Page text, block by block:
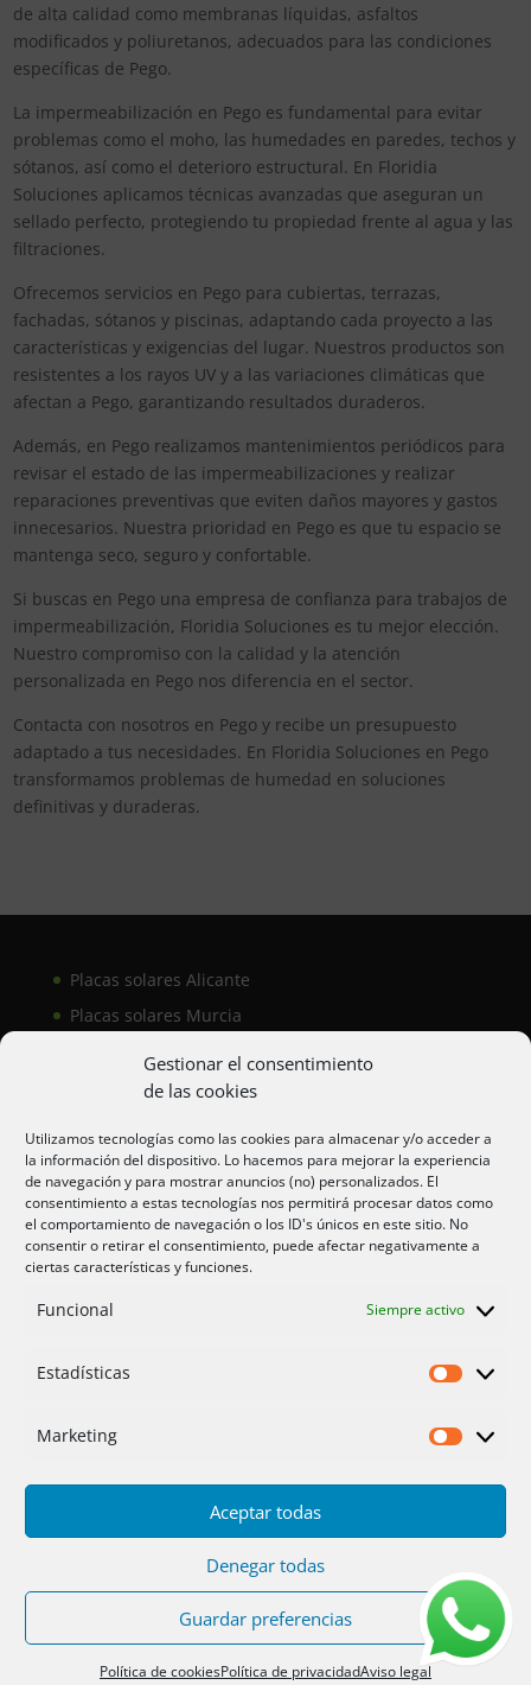
Gestionar el consentimiento
de las cookies
Utilizamos tecnologías como las cookies para almacenar y/o acceder a
la información del dispositivo. Lo hacemos para mejorar la experiencia
de navegación y para mostrar anuncios (no) personalizados. El
consentimiento a estas tecnologías nos permitirá procesar datos como
el comportamiento de navegación o los ID's únicos en este sitio. No
consentir o retirar el consentimiento, puede afectar negativamente a
ciertas características y funciones.
Funcional Siempre activo
Estadísticas
Marketing
Aceptar todas
Denegar todas
Guardar preferencias
Política de cookiesPolítica de privacidadAviso legal
de alta calidad como membranas líquidas, asfaltos
modificados y poliuretanos, adecuados para las condiciones
específicas de Pego.
La impermeabilización en Pego es fundamental para evitar
problemas como el moho, las humedades en paredes, techos y
sótanos, así como el deterioro estructural. En Floridia
Soluciones aplicamos técnicas avanzadas que aseguran un
sellado perfecto, protegiendo tu propiedad frente al agua y las
filtraciones.
Ofrecemos servicios en Pego para cubiertas, terrazas,
fachadas, sótanos y piscinas, adaptando cada proyecto a las
características y exigencias del lugar. Nuestros productos son
resistentes a los rayos UV y a las variaciones climáticas que
afectan a Pego, garantizando resultados duraderos.
Además, en Pego realizamos mantenimientos periódicos para
revisar el estado de las impermeabilizaciones y realizar
reparaciones preventivas que eviten daños mayores y gastos
innecesarios. Nuestra prioridad en Pego es que tu espacio se
mantenga seco, seguro y confortable.
Si buscas en Pego una empresa de confianza para trabajos de
impermeabilización, Floridia Soluciones es tu mejor elección.
Nuestro compromiso con la calidad y la atención
personalizada en Pego nos diferencia en el sector.
Contacta con nosotros en Pego y recibe un presupuesto
adaptado a tus necesidades. En Floridia Soluciones en Pego
transformamos problemas de humedad en soluciones
definitivas y duraderas.
Placas solares Alicante
Placas solares Murcia
Aire acondicionado Alicante
Aire acondicionador Murcia
Aire acondicionado San Juan
Privacidad
Servicios Fotos
Placas solares
Ofertas 2025/26 Contacto
DiseñoPC64| HostingDonCloud|Floridia
Soluciones